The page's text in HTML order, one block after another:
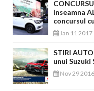
inseamna
concursul
Jan 11 2017
STIRI
unui Suzuki
Nov 29 2016